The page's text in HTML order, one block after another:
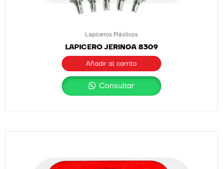
Lapiceros Plásticos
LAPICERO JERINGA 8309
Añadir al carrito
Consultar